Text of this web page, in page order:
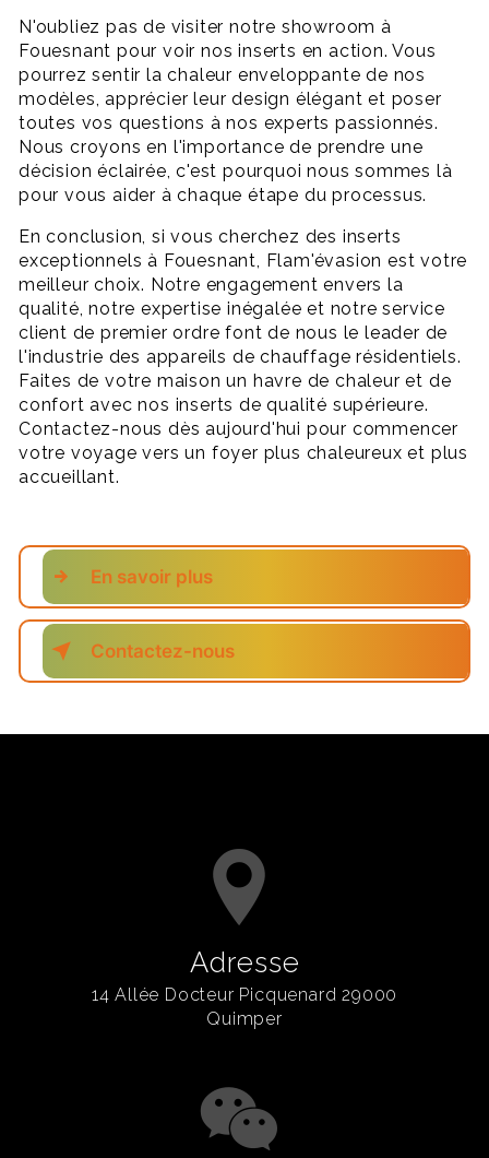
N'oubliez pas de visiter notre showroom à
Fouesnant pour voir nos inserts en action. Vous
pourrez sentir la chaleur enveloppante de nos
modèles, apprécier leur design élégant et poser
toutes vos questions à nos experts passionnés.
Nous croyons en l'importance de prendre une
décision éclairée, c'est pourquoi nous sommes là
pour vous aider à chaque étape du processus.
En conclusion, si vous cherchez des inserts
exceptionnels à Fouesnant, Flam'évasion est votre
meilleur choix. Notre engagement envers la
qualité, notre expertise inégalée et notre service
client de premier ordre font de nous le leader de
l'industrie des appareils de chauffage résidentiels.
Faites de votre maison un havre de chaleur et de
confort avec nos inserts de qualité supérieure.
Contactez-nous dès aujourd'hui pour commencer
votre voyage vers un foyer plus chaleureux et plus
accueillant.
En savoir plus
Contactez-nous
Adresse
14 Allée Docteur Picquenard 29000
Quimper